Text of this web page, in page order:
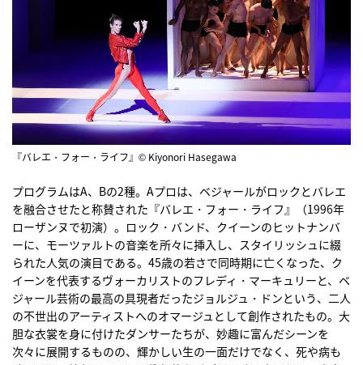
『バレエ・フォー・ライフ』© Kiyonori Hasegawa
プログラムはA、Bの2種。Aプロは、ベジャールがロックとバレエ
を融合させたと称賛された『バレエ・フォー・ライフ』（1996年
ローザンヌで初演）。ロック・バンド、クイーンのヒットナンバ
ーに、モーツァルトの音楽を所々に挿入し、スタイリッシュに綴
られた人気の演目である。45歳の若さで同時期に亡くなった、ク
イーンを代表するヴォーカリストのフレディ・マーキュリーと、ベ
ジャール芸術の最高の具現者だったジョルジュ・ドンという、二人
の不世出のアーティストへのオマージュとして創作されたもの。大
胆な衣裳を身に付けたダンサーたちが、妙趣に富んだシーンを
次々に展開するものの、輝かしい生の一面だけでなく、死や病も